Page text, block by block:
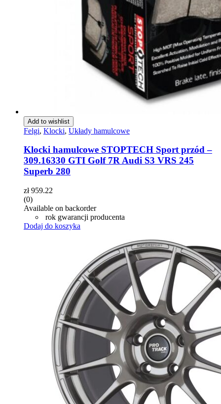
Add to wishlist
Felgi, Klocki, Układy hamulcowe
Klocki hamulcowe STOPTECH Sport przód –
309.16330 GTI Golf 7R Audi S3 VRS 245
Superb 280
zł959.22
(0)
Available on backorder
rok gwarancji producenta
Dodaj do koszyka